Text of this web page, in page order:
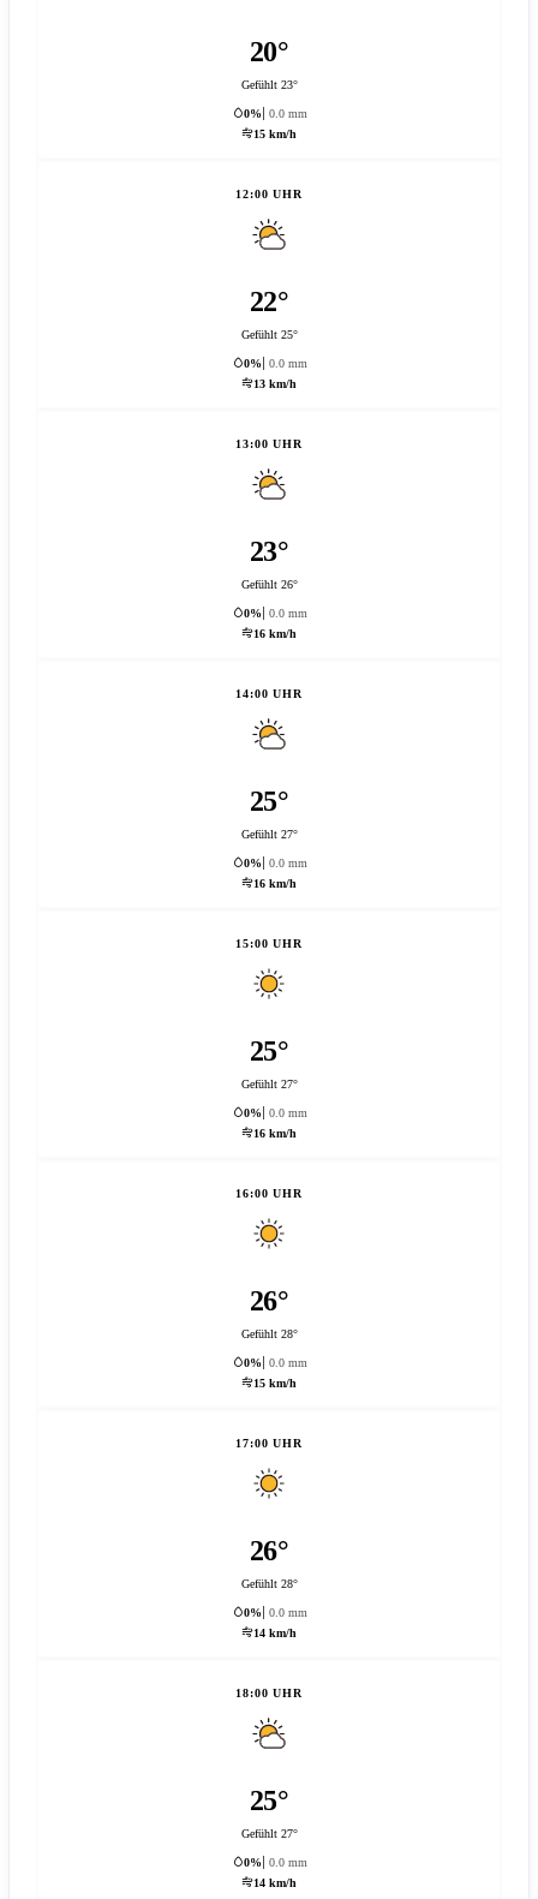
20°
Gefühlt 23°
0%
0.0 mm
15 km/h
12:00 UHR
22°
Gefühlt 25°
0%
0.0 mm
13 km/h
13:00 UHR
23°
Gefühlt 26°
0%
0.0 mm
16 km/h
14:00 UHR
25°
Gefühlt 27°
0%
0.0 mm
16 km/h
15:00 UHR
25°
Gefühlt 27°
0%
0.0 mm
16 km/h
16:00 UHR
26°
Gefühlt 28°
0%
0.0 mm
15 km/h
17:00 UHR
26°
Gefühlt 28°
0%
0.0 mm
14 km/h
18:00 UHR
25°
Gefühlt 27°
0%
0.0 mm
14 km/h